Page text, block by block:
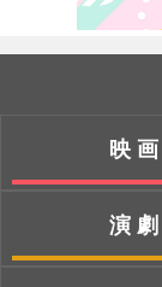
映画
演劇